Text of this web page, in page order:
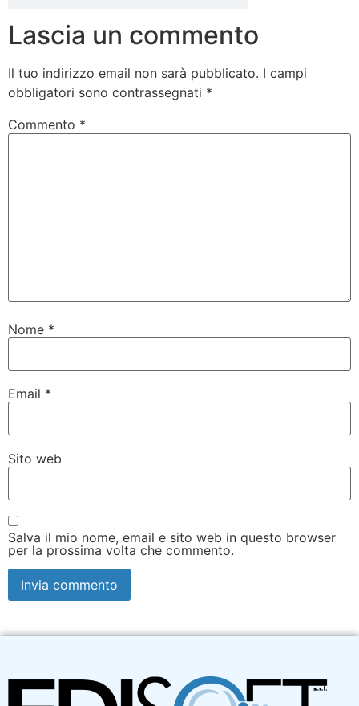
Lascia un commento
Il tuo indirizzo email non sarà pubblicato. I campi
obbligatori sono contrassegnati *
Commento *
Nome *
Email *
Sito web
Salva il mio nome, email e sito web in questo browser
per la prossima volta che commento.